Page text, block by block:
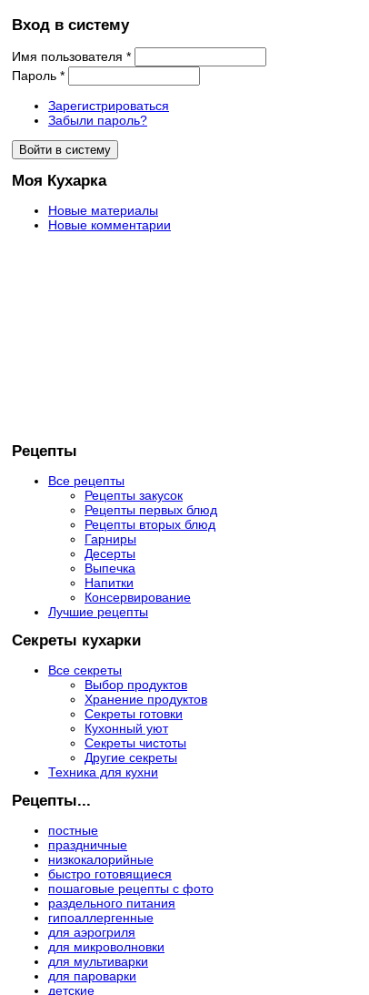
Вход в систему
Имя пользователя *
Пароль *
Зарегистрироваться
Забыли пароль?
Моя Кухарка
Новые материалы
Новые комментарии
Рецепты
Все рецепты
Рецепты закусок
Рецепты первых блюд
Рецепты вторых блюд
Гарниры
Десерты
Выпечка
Напитки
Консервирование
Лучшие рецепты
Секреты кухарки
Все секреты
Выбор продуктов
Хранение продуктов
Секреты готовки
Кухонный уют
Секреты чистоты
Другие секреты
Техника для кухни
Рецепты...
постные
праздничные
низкокалорийные
быстро готовящиеся
пошаговые рецепты с фото
раздельного питания
гипоаллергенные
для аэрогриля
для микроволновки
для мультиварки
для пароварки
детские